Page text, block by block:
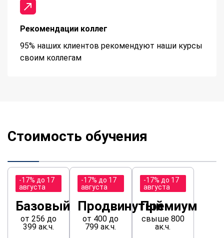
Рекомендации коллег
95% наших клиентов рекомендуют наши курсы
своим коллегам
Стоимость обучения
-17% до 17
августа
Базовый
от 256 до
399 ак.ч.
-17% до 17
августа
Продвинутый
от 400 до
799 ак.ч.
-17% до 17
августа
Премиум
свыше 800
ак.ч.